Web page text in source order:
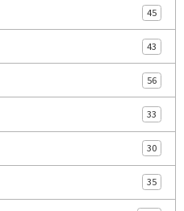
45
43
56
33
30
35